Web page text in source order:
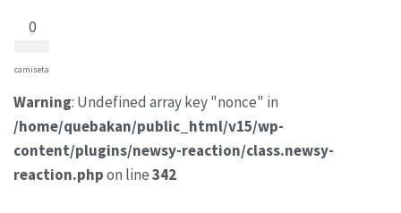
0
camiseta
Warning: Undefined array key "nonce" in
/home/quebakan/public_html/v15/wp-
content/plugins/newsy-reaction/class.newsy-
reaction.phpon line342